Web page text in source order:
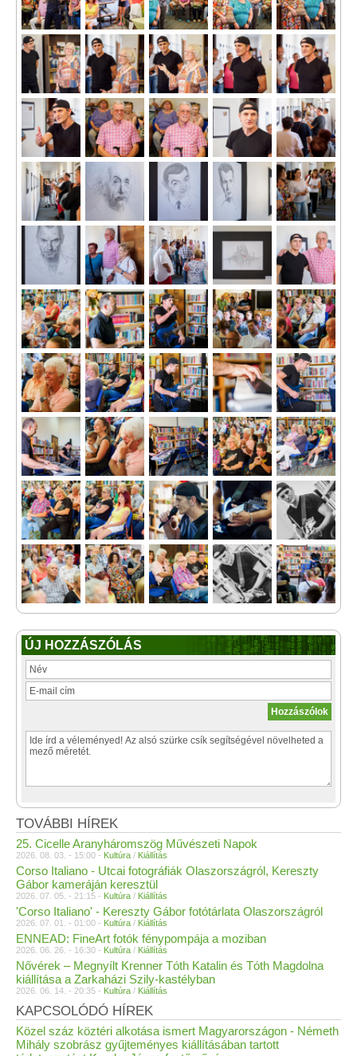
ÚJ HOZZÁSZÓLÁS
TOVÁBBI HÍREK
25. Cicelle Aranyháromszög Művészeti Napok
2026. 08. 03. - 15:00 - Kultúra / Kiállítás
Corso Italiano - Utcai fotográfiák Olaszországról, Kereszty
Gábor kameráján keresztül
2026. 07. 05. - 21:15 - Kultúra / Kiállítás
'Corso Italiano' - Kereszty Gábor fotótárlata Olaszországról
2026. 07. 01. - 01:00 - Kultúra / Kiállítás
ENNEAD: FineArt fotók fénypompája a moziban
2026. 06. 26. - 16:30 - Kultúra / Kiállítás
Nővérek – Megnyílt Krenner Tóth Katalin és Tóth Magdolna
kiállítása a Zarkaházi Szily-kastélyban
2026. 06. 14. - 20:35 - Kultúra / Kiállítás
KAPCSOLÓDÓ HÍREK
Közel száz köztéri alkotása ismert Magyarországon - Németh
Mihály szobrász gyűjteményes kiállításában tartott